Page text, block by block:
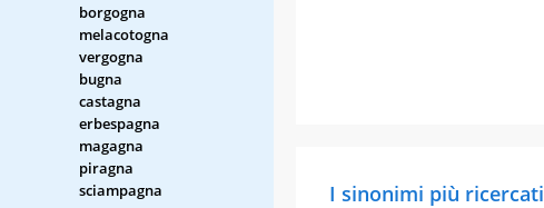
borgogna
melacotogna
vergogna
bugna
castagna
erbespagna
magagna
piragna
sciampagna
I sinonimi più ricercati